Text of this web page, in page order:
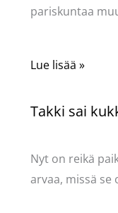
pariskuntaa
Lue lisää »
Takki sai
Nyt on reikä
arvaa, missä se